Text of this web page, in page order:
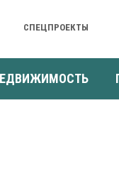
СПЕЦПРОЕКТЫ